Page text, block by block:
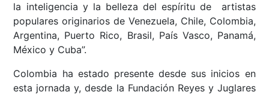
la inteligencia y la belleza del espíritu de artistas
populares originarios de Venezuela, Chile, Colombia,
Argentina, Puerto Rico, Brasil, País Vasco, Panamá,
México y Cuba”.
Colombia ha estado presente desde sus inicios en
esta jornada y, desde la Fundación Reyes y Juglares